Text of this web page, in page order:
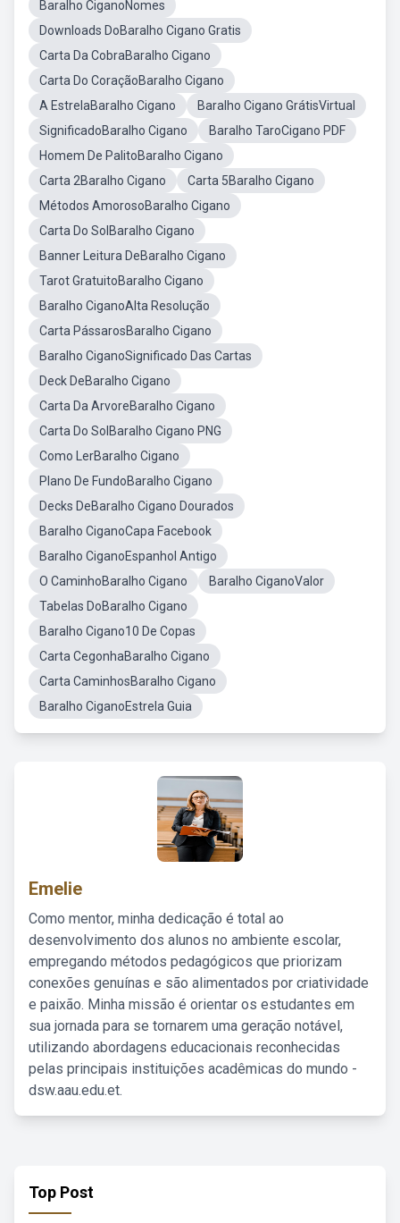
Baralho CiganoNomes
Downloads DoBaralho Cigano Gratis
Carta Da CobraBaralho Cigano
Carta Do CoraçãoBaralho Cigano
A EstrelaBaralho Cigano
Baralho Cigano GrátisVirtual
SignificadoBaralho Cigano
Baralho TaroCigano PDF
Homem De PalitoBaralho Cigano
Carta 2Baralho Cigano
Carta 5Baralho Cigano
Métodos AmorosoBaralho Cigano
Carta Do SolBaralho Cigano
Banner Leitura DeBaralho Cigano
Tarot GratuitoBaralho Cigano
Baralho CiganoAlta Resolução
Carta PássarosBaralho Cigano
Baralho CiganoSignificado Das Cartas
Deck DeBaralho Cigano
Carta Da ArvoreBaralho Cigano
Carta Do SolBaralho Cigano PNG
Como LerBaralho Cigano
Plano De FundoBaralho Cigano
Decks DeBaralho Cigano Dourados
Baralho CiganoCapa Facebook
Baralho CiganoEspanhol Antigo
O CaminhoBaralho Cigano
Baralho CiganoValor
Tabelas DoBaralho Cigano
Baralho Cigano10 De Copas
Carta CegonhaBaralho Cigano
Carta CaminhosBaralho Cigano
Baralho CiganoEstrela Guia
Emelie
Como mentor, minha dedicação é total ao
desenvolvimento dos alunos no ambiente escolar,
empregando métodos pedagógicos que priorizam
conexões genuínas e são alimentados por criatividade
e paixão. Minha missão é orientar os estudantes em
sua jornada para se tornarem uma geração notável,
utilizando abordagens educacionais reconhecidas
pelas principais instituições acadêmicas do mundo -
dsw.aau.edu.et.
Top Post